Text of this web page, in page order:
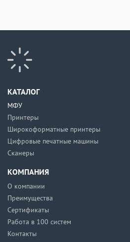
КАТАЛОГ
МФУ
Принтеры
Широкоформатные принтеры
Цифровые печатные машины
Сканеры
КОМПАНИЯ
О компании
Преимущества
Сертификаты
Работа в 100 систем
Контакты